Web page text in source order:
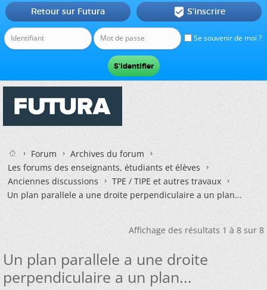
Se souvenir de moi ?
Retour sur Futura  S'inscrire
Forum
Archives du forum
Les forums des enseignants, étudiants et élèves
Anciennes discussions
TPE / TIPE et autres travaux
Un plan parallele a une droite perpendiculaire a un plan...
Affichage des résultats 1 à 8 sur 8
Un plan parallele a une droite
perpendiculaire a un plan...